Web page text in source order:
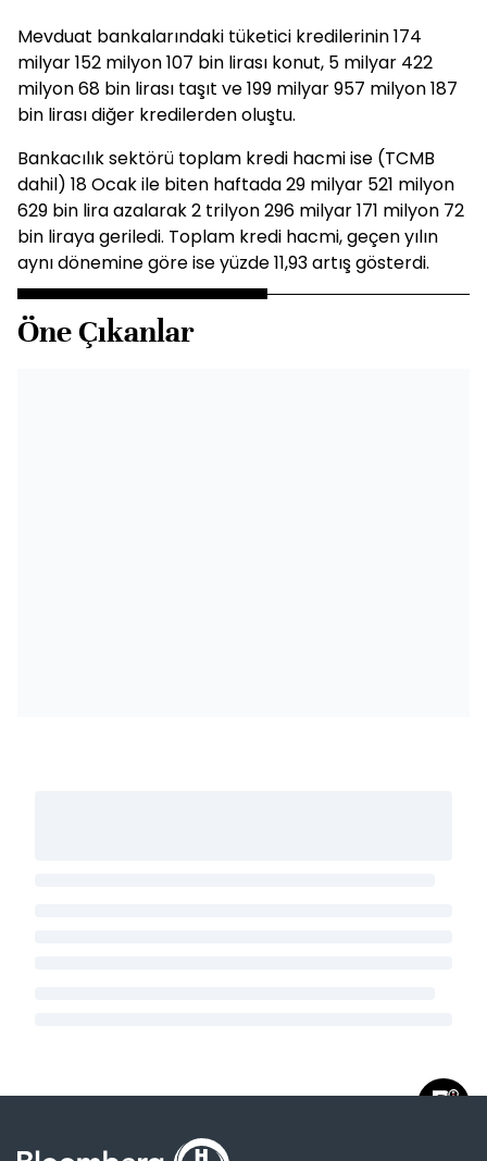
Mevduat bankalarındaki tüketici kredilerinin 174
milyar 152 milyon 107 bin lirası konut, 5 milyar 422
milyon 68 bin lirası taşıt ve 199 milyar 957 milyon 187
bin lirası diğer kredilerden oluştu.
Bankacılık sektörü toplam kredi hacmi ise (TCMB
dahil) 18 Ocak ile biten haftada 29 milyar 521 milyon
629 bin lira azalarak 2 trilyon 296 milyar 171 milyon 72
bin liraya geriledi. Toplam kredi hacmi, geçen yılın
aynı dönemine göre ise yüzde 11,93 artış gösterdi.
Öne Çıkanlar